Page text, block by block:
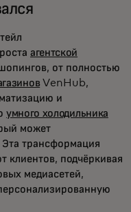
агентской
от полностью
VenHub,
и
умного холодильника
может
трансформация
клиентов, подчёркивая
медиасетей,